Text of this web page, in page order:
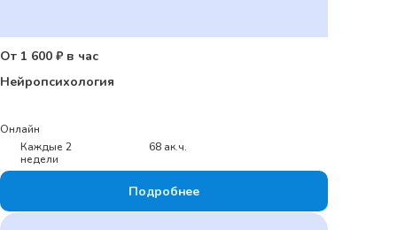
Подробнее
68 ак.ч.
Каждые 2
недели
Онлайн
От 1 600 ₽ в час
Нейропсихология